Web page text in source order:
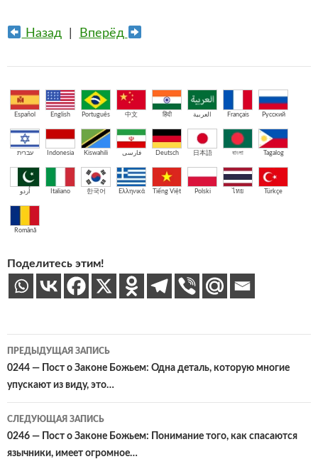
Назад| Вперёд
Español English Português 中文 हिंदी العربية Français Русский
עברית Indonesia Kiswahili فارسی Deutsch 日本語 বাংলা Tagalog
اُردو Italiano 한국어 Ελληνικά Tiếng Việt Polski ไทย Türkçe
Română
Поделитесь этим!
Навигация
по
записям
ПРЕДЫДУЩАЯ ЗАПИСЬ
0244 — Пост о Законе Божьем: Одна деталь, которую многие
упускают из виду, это…
СЛЕДУЮЩАЯ ЗАПИСЬ
0246 — Пост о Законе Божьем: Понимание того, как спасаются
язычники, имеет огромное…